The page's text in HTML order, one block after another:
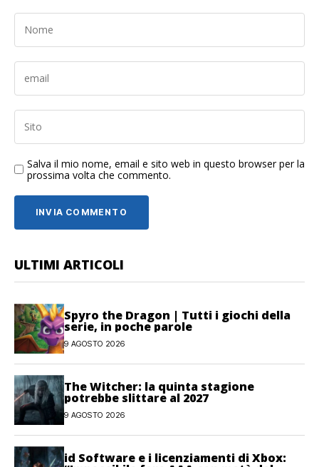
Salva il mio nome, email e sito web in questo browser per la
prossima volta che commento.
ULTIMI ARTICOLI
Spyro the Dragon | Tutti i giochi della
serie, in poche parole
9 AGOSTO 2026
The Witcher: la quinta stagione
potrebbe slittare al 2027
9 AGOSTO 2026
id Software e i licenziamenti di Xbox: